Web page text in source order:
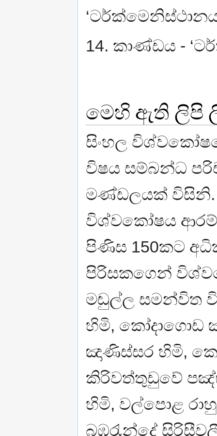
14. කාණ්ඩය -
මෙහි ඇති ලිපි
සිංහල
විෂය සම්බන්ධ
මණ්ඩලයක් විසිනි.
විශ්වකෝෂය
පිණිස 150කට
පිරිසකගෙන්
මඬුල්ල සමන්විත
හිමි, කෝදාගොඩ
ඤාණිස්සර හිමි,
කිරිවත්තුඩුවේ
හිමි, වල්පොළ
බඹරැන්දේ